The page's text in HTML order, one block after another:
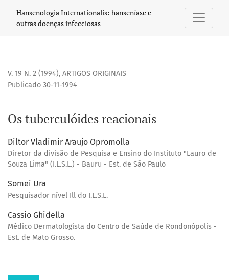
Hansenologia Internationalis: hanseníase e
outras doenças infecciosas
V. 19 N. 2 (1994), ARTIGOS ORIGINAIS
Os tuberculóides reacionais
Publicado 30-11-1994
Diltor Vladimir Araujo Opromolla
Diretor da divisão de Pesquisa e Ensino do Instituto "Lauro de
Souza Lima" (I.L.S.L.) - Bauru - Est. de São Paulo
Somei Ura
Pesquisador nível Ill do I.L.S.L.
Cassio Ghidella
Médico Dermatologista do Centro de Saúde de Rondonópolis -
Est. de Mato Grosso.